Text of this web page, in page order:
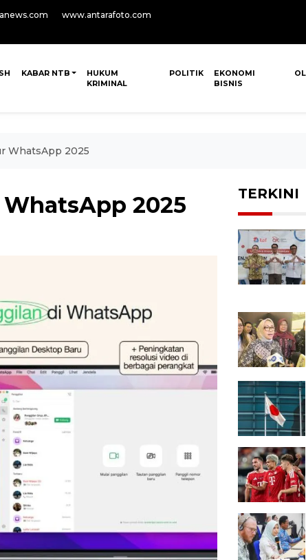
www.antarafoto.com
KABAR NTB
HUKUM
KRIMINAL
POLITIK
EKONOMI
BISNIS
WhatsApp 2025
2025 TERKINI